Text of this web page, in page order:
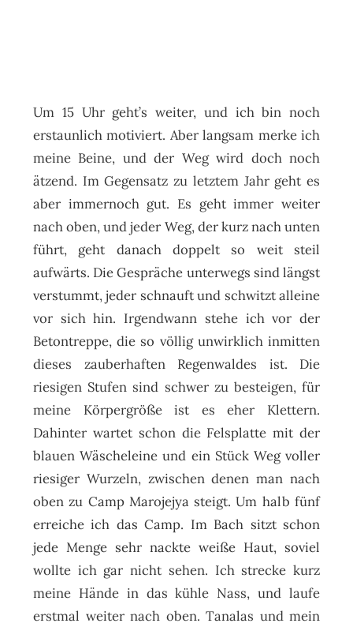
Um 15 Uhr geht’s weiter, und ich bin noch
erstaunlich motiviert. Aber langsam merke ich
meine Beine, und der Weg wird doch noch
ätzend. Im Gegensatz zu letztem Jahr geht es
aber immernoch gut. Es geht immer weiter
nach oben, und jeder Weg, der kurz nach unten
führt, geht danach doppelt so weit steil
aufwärts. Die Gespräche unterwegs sind längst
verstummt, jeder schnauft und schwitzt alleine
vor sich hin. Irgendwann stehe ich vor der
Betontreppe, die so völlig unwirklich inmitten
dieses zauberhaften Regenwaldes ist. Die
riesigen Stufen sind schwer zu besteigen, für
meine Körpergröße ist es eher Klettern.
Dahinter wartet schon die Felsplatte mit der
blauen Wäscheleine und ein Stück Weg voller
riesiger Wurzeln, zwischen denen man nach
oben zu Camp Marojejya steigt. Um halb fünf
erreiche ich das Camp. Im Bach sitzt schon
jede Menge sehr nackte weiße Haut, soviel
wollte ich gar nicht sehen. Ich strecke kurz
meine Hände in das kühle Nass, und laufe
erstmal weiter nach oben. Tanalas und mein